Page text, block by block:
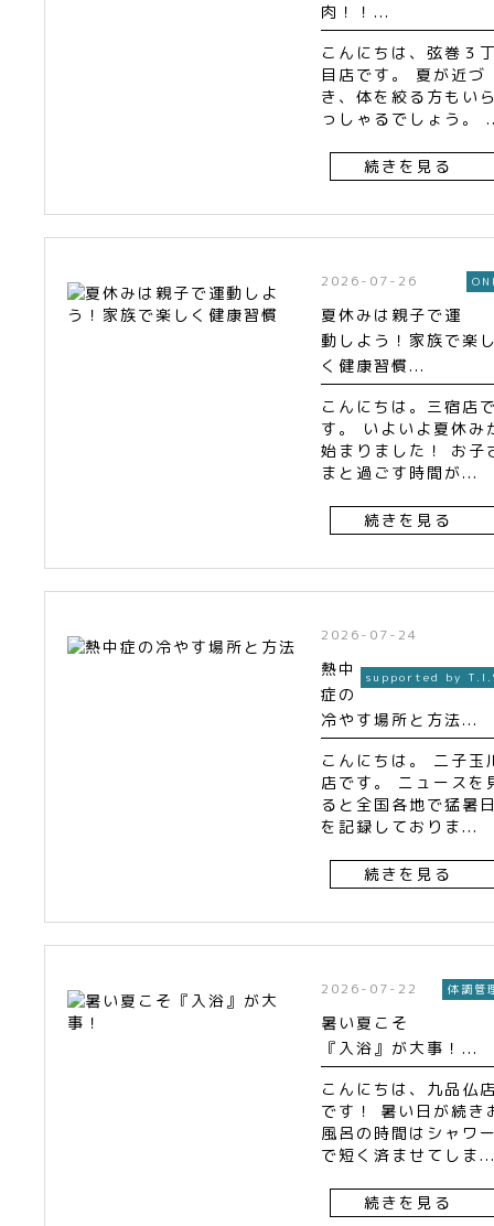
肉！！...
こんにちは、弦巻３
目店です。 夏が近づ
き、体を絞る方もい
っしゃるでしょう。
続きを見る
2026-07-26
夏休みは親子で運
動しよう！家族で楽
く健康習慣...
こんにちは。三宿店
す。 いよいよ夏休み
始まりました！ お子
まと過ごす時間が...
続きを見る
2026-07-24
supported by
熱中
症の
冷やす場所と方法...
こんにちは。 二子玉
店です。 ニュースを
ると全国各地で猛暑
を記録しておりま...
続きを見る
2026-07-22 体調管
暑い夏こそ
『入浴』が大事！...
こんにちは、九品仏
です！ 暑い日が続き
風呂の時間はシャワ
で短く済ませてしま
続きを見る